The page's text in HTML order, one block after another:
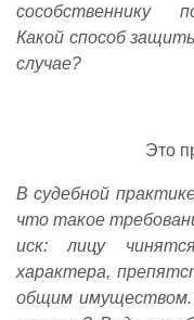
сособственнику
Какой способ
случае?
Это
В судебной
что такое
иск: лицу
характера,
общим имуществом.